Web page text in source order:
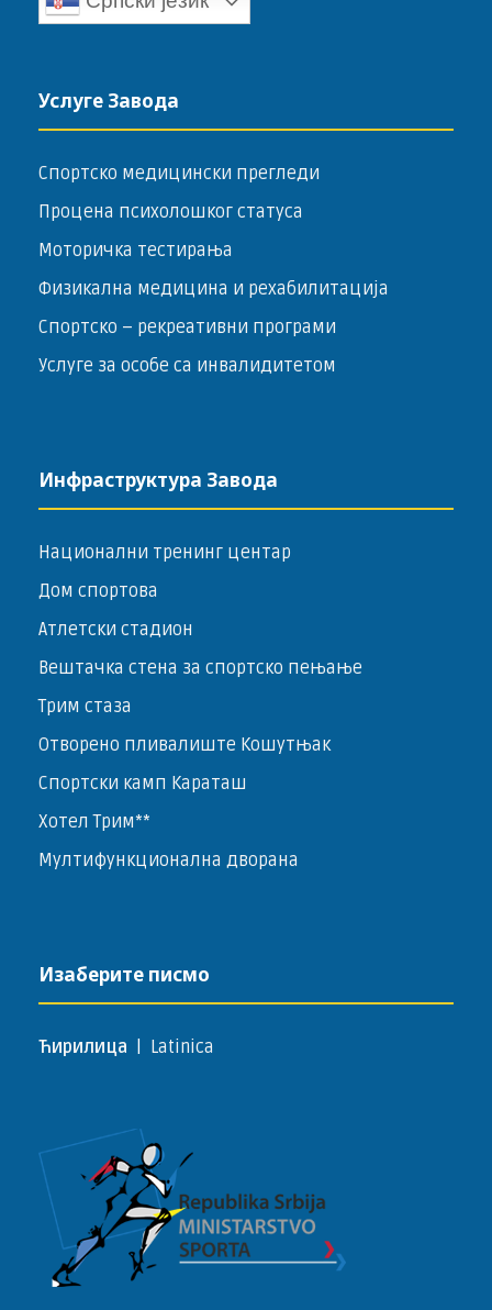
Услуге Завода
Спортско медицински прегледи
Процена психолошког статуса
Моторичка тестирања
Физикална медицина и рехабилитација
Спортско – ­рекреативни програми
Услуге за особе са инвалидитетом
Инфраструктура Завода
Национални тренинг центар
Дом спортова
Атлетски стадион
Вештачка стена за спортско пењање
Трим стаза
Отворено пливалиште Кошутњак
Спортски камп Караташ
Хотел Трим**
Мултифункционална дворана
Изаберите писмо
Ћирилица Latinica